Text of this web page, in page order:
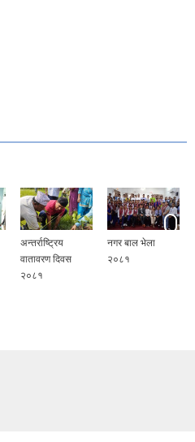
अन्तर्राष्ट्रिय
वातावरण दिवस
२०८१
नगर बाल भेला
२०८१